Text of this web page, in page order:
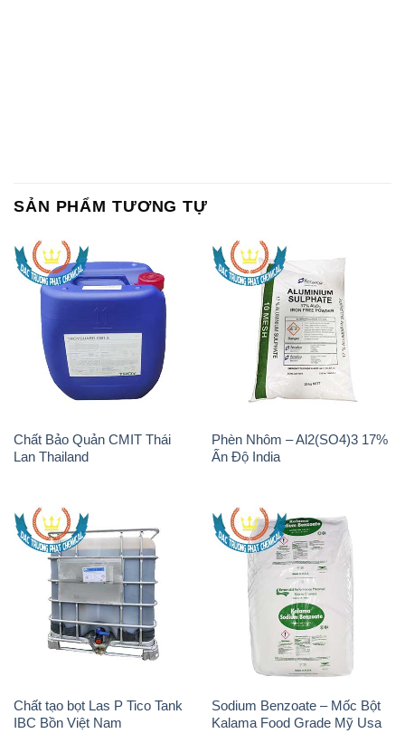
SẢN PHẨM TƯƠNG TỰ
Chất Bảo Quản CMIT Thái
Lan Thailand
Phèn Nhôm – Al2(SO4)3 17%
Ấn Độ India
Chất tạo bọt Las P Tico Tank
IBC Bồn Việt Nam
Sodium Benzoate – Mốc Bột
Kalama Food Grade Mỹ Usa